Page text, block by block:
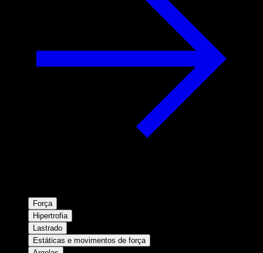
Força
Hipertrofia
Lastrado
Estáticas e movimentos de força